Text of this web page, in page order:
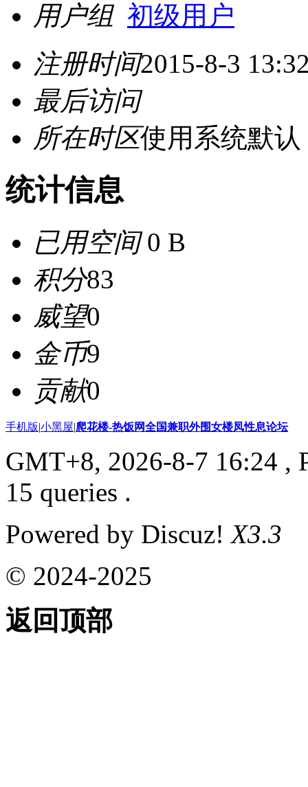
用户组 初级用户
注册时间2015-8-3
最后访问
所在时区使用系统默认
统计信息
已用空间0 B
积分83
威望0
金币9
贡献0
手机版|小黑屋|爬花楼-热饭网全国兼职外围女楼凤性息论坛
GMT+8, 2026-8-7 16:24 ,
15 queries .
Powered by Discuz!X3.3
© 2024-2025
返回顶部